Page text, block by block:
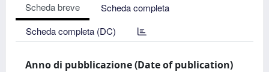
Scheda breve
Scheda completa
Scheda completa (DC)
Anno di pubblicazione (Date of publication)